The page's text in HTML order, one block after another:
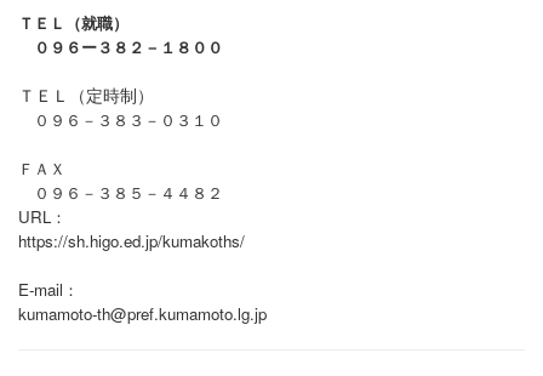
ＴＥＬ（就職）
０９６ー３８２－１８００
ＴＥＬ（定時制）
０９６－３８３－０３１０
ＦＡＸ
０９６－３８５－４４８２
URL：
https://sh.higo.ed.jp/kumakoths/
E-mail：
kumamoto-th@pref.kumamoto.lg.jp